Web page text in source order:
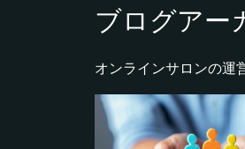
ブログアー
オンラインサロンの運